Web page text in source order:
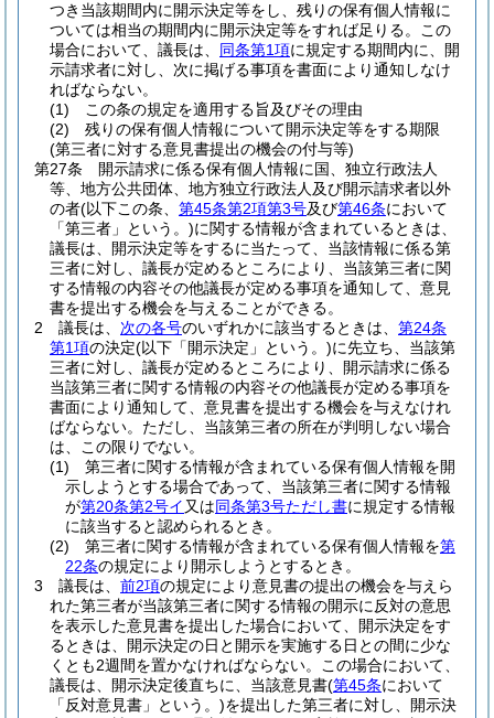
つき当該期間内に開示決定等をし、残りの保有個人情報に
ついては相当の期間内に開示決定等をすれば足りる。
この
場合において、議長は、 同条第1項に規定する期間内に、開
示請求者に対し、次に掲げる事項を書面により通知しなけ
ればならない。
(1)
この条の規定を適用する旨及びその理由
(2)
残りの保有個人情報について開示決定等をする期限
(第三者に対する意見書提出の機会の付与等)
第27条
開示請求に係る保有個人情報に国、独立行政法人
等、地方公共団体、地方独立行政法人及び開示請求者以外
の者(以下この条、 第45条第2項第3号及び第46条において
「第三者」という。)に関する情報が含まれているときは、
議長は、開示決定等をするに当たって、当該情報に係る第
三者に対し、議長が定めるところにより、当該第三者に関
する情報の内容その他議長が定める事項を通知して、意見
書を提出する機会を与えることができる。
2
議長は、 次の各号のいずれかに該当するときは、 第24条
第1項の決定(以下「開示決定」という。)に先立ち、当該第
三者に対し、議長が定めるところにより、開示請求に係る
当該第三者に関する情報の内容その他議長が定める事項を
書面により通知して、意見書を提出する機会を与えなけれ
ばならない。 ただし、当該第三者の所在が判明しない場合
は、この限りでない。
(1)
第三者に関する情報が含まれている保有個人情報を開
示しようとする場合であって、当該第三者に関する情報
が第20条第2号イ 又は同条第3号ただし書に規定する情報
に該当すると認められるとき。
(2)
第三者に関する情報が含まれている保有個人情報を第
22条の規定により開示しようとするとき。
3
議長は、 前2項の規定により意見書の提出の機会を与えら
れた第三者が当該第三者に関する情報の開示に反対の意思
を表示した意見書を提出した場合において、開示決定をす
るときは、開示決定の日と開示を実施する日との間に少な
くとも2週間を置かなければならない。
この場合において、
議長は、開示決定後直ちに、当該意見書(第45条において
「反対意見書」という。)を提出した第三者に対し、開示決